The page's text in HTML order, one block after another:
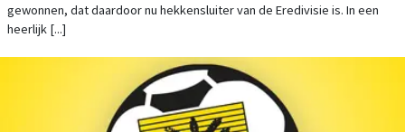
gewonnen, dat daardoor nu hekkensluiter van de Eredivisie is. In een
heerlijk [...]